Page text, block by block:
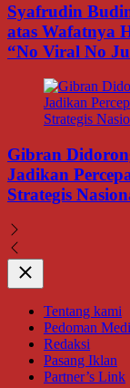
Syafrudin
atas Wafatnya
“No Viral No
Gibran
Jadikan
Strategis
Close
Tentang kami
Pedoman
Redaksi
Pasang Iklan
Partner’s Link